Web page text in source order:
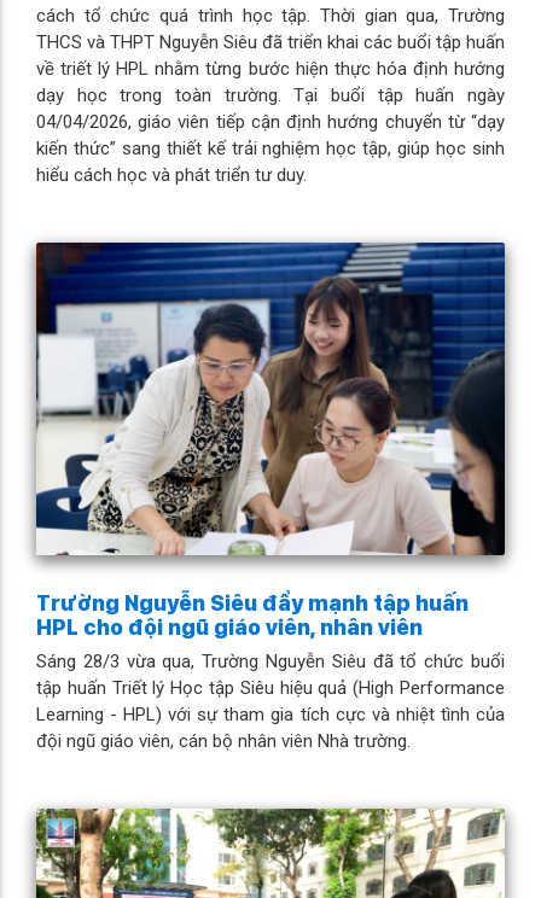
cách tổ chức quá trình học tập. Thời gian qua, Trường
THCS và THPT Nguyễn Siêu đã triển khai các buổi tập huấn
về triết lý HPL nhằm từng bước hiện thực hóa định hướng
dạy học trong toàn trường. Tại buổi tập huấn ngày
04/04/2026, giáo viên tiếp cận định hướng chuyển từ “dạy
kiến thức” sang thiết kế trải nghiệm học tập, giúp học sinh
hiểu cách học và phát triển tư duy.
Trường Nguyễn Siêu đẩy mạnh tập huấn
HPL cho đội ngũ giáo viên, nhân viên
Sáng 28/3 vừa qua, Trường Nguyễn Siêu đã tổ chức buổi
tập huấn Triết lý Học tập Siêu hiệu quả (High Performance
Learning - HPL) với sự tham gia tích cực và nhiệt tình của
đội ngũ giáo viên, cán bộ nhân viên Nhà trường.